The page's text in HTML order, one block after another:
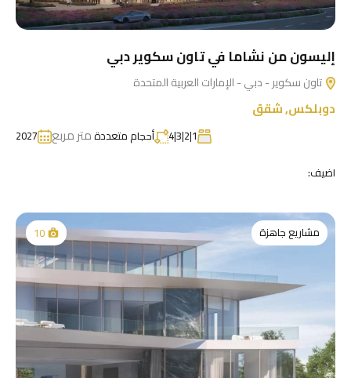
إليسون من نشاما في تاون سكوير دبي
تاون سكوير - دبي - الإمارات العربية المتحدة
دوبلكس,شقق
1|2|3|4 أحجام متعددةمتر مربع
2027
اضيف:
مشاريع جاهزة 10